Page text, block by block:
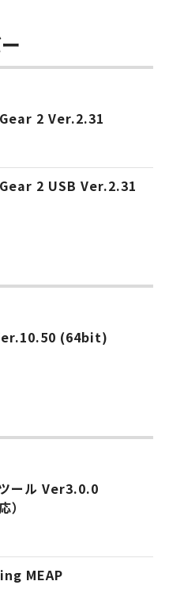
2 Ver.2.31
2 USB Ver.2.31
(64bit)
ール Ver3.0.0
MEAP